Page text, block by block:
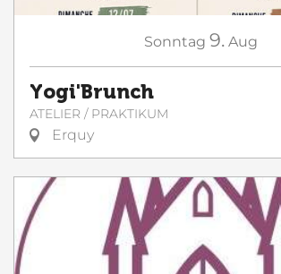
Sonntag 9. Aug
Yogi'Brunch
ATELIER / PRAKTIKUM
Erquy